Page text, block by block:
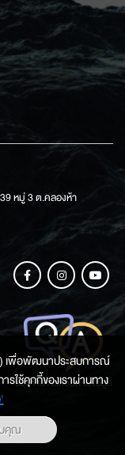
หมู่ 3 ต.คลองห้า
ช่องทางการสอบถามข้อมูล
เพื่อพัฒนาประสบการณ์
รใช้คุกกี้ของเราผ่านทาง
'
คุณ